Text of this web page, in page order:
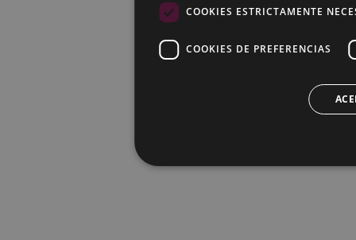
COOKIES ESTRICTAMENTE
COOKIES DE PREFERENCIAS